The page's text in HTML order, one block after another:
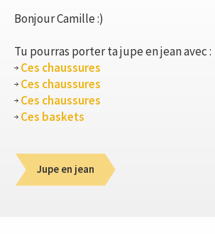
Bonjour Camille :)
Tu pourras porter ta jupe en jean avec :
Ces chaussures
Ces chaussures
Ces chaussures
Ces baskets
Jupe en jean